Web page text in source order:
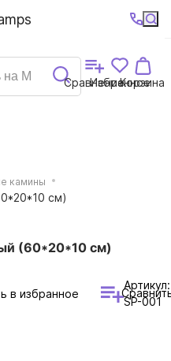
+7 (495)740-
38-68
График
работы
Сравнение
Избранное
Корзина
камины
см)
(60*20*10 см)
в избранное
Артикул:
SP-001